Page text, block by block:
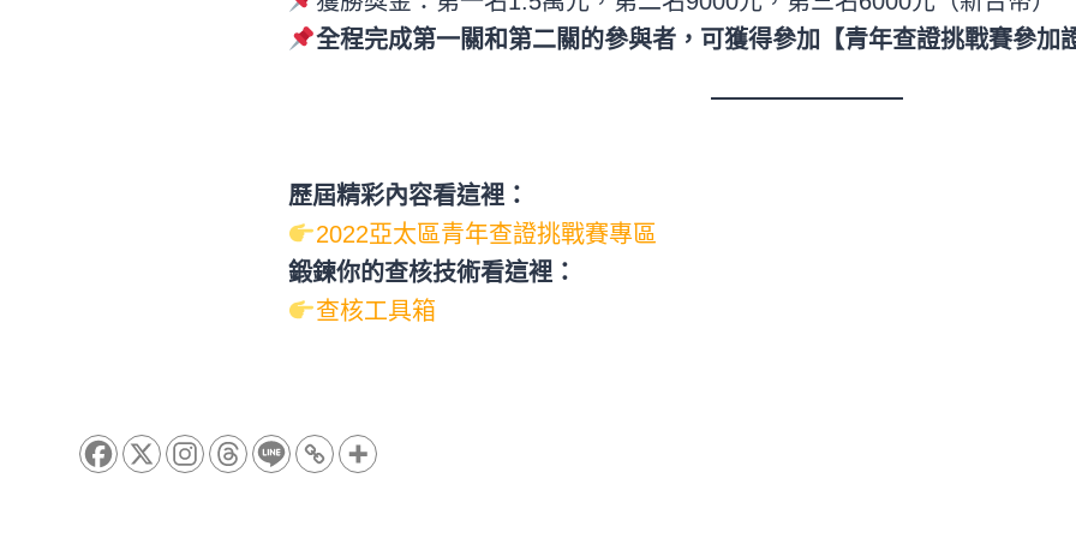
全程完成第一關和第二關的參與者，可獲得參加【青年查證挑戰賽參加
歷屆精彩內容看這裡：​
2022亞太區青年查證挑戰賽專區
鍛鍊你的查核技術看這裡：​
查核工具箱